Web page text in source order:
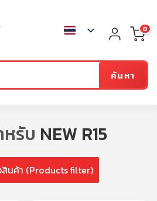
ค้นหา
0
รับ NEW R15
นค้า (Products filter)